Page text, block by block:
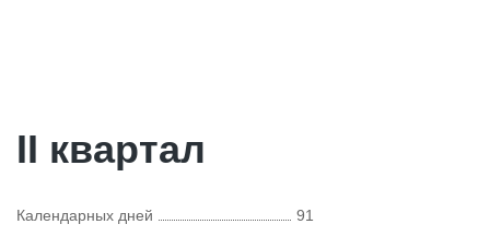
II квартал
Календарных дней
91